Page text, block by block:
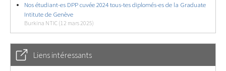
Nos étudiant-es DPP cuvée 2024 tous-tes diplomés-es de la Graduate
Intitute de Genève
Burkina NTIC (12 mars 2025)
Liens intéressants